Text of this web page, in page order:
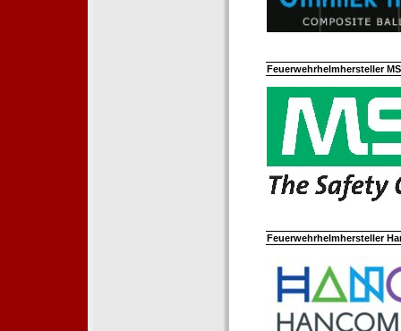
Feuerwehrhelmhersteller
Feuerwehrhelmhersteller